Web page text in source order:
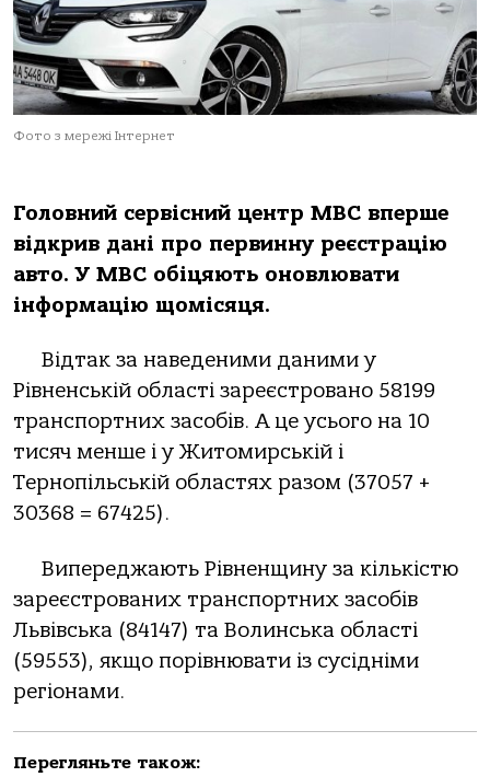
Фото з мережі Інтернет
Головний сервісний центр МВС вперше
відкрив дані про первинну реєстрацію
авто. У МВС обіцяють оновлювати
інформацію щомісяця.
Відтак за наведеними даними у
Рівненській області зареєстровано 58199
транспортних засобів. А це усього на 10
тисяч менше і у Житомирській і
Тернопільській областях разом (37057 +
30368 = 67425).
Випереджають Рівненщину за кількістю
зареєстрованих транспортних засобів
Львівська (84147) та Волинська області
(59553), якщо порівнювати із сусідніми
регіонами.
Перегляньте також: